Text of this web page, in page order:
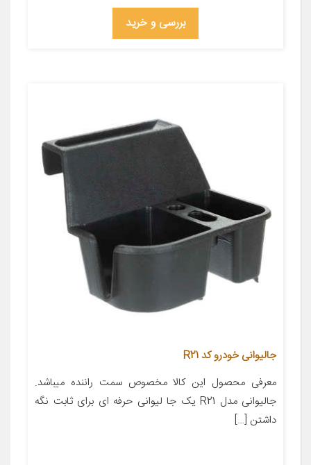
بررسی و خرید
جالیوانی خودرو کد R21
معرفی محصول این کالا مخصوص سمت راننده میباشد.
جالیوانی مدل R21 یک جا لیوانی حرفه ای برای ثابت نگه
داشتن […]